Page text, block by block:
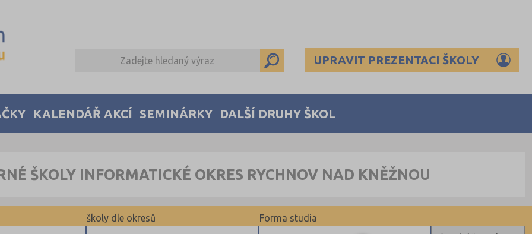
UPRAVIT PREZENTACI ŠKOLY
KALENDÁŘ AKCÍ SEMINÁRKY DALŠÍ DRUHY ŠKOL
ŠKOLY INFORMATICKÉ OKRES RYCHNOV NAD KNĚŽNOU
Forma studia
školy dle okresů